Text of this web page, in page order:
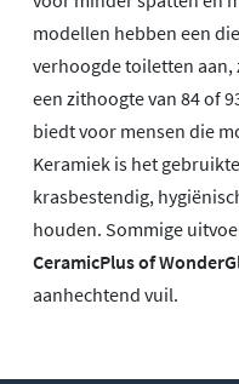
modellen hebben een
verhoogde toiletten aan,
een zithoogte van 84 of
biedt voor mensen die
Keramiek is het
krasbestendig,
houden. Sommige
CeramicPlus of
aanhechtend vuil.